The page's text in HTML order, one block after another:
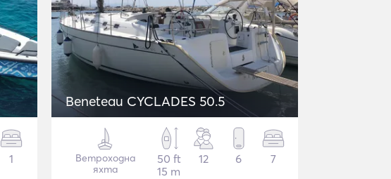
1
Beneteau CYCLADES 50.5
Ветроходна
яхта
50 ft
15 m
12 6 7